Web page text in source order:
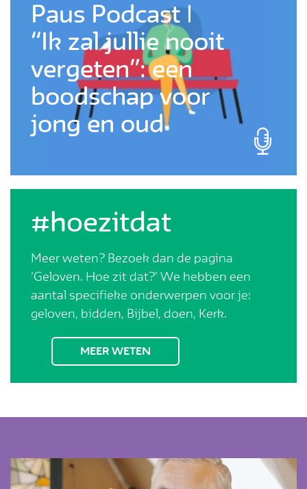
Paus Podcast |
“Ik zal jullie nooit
vergeten”: een
boodschap voor
jong en oud
#hoezitdat
Meer weten? Bezoek dan de pagina
‘Geloven. Hoe zit dat?’ We hebben een
aantal specifieke onderwerpen voor je:
geloven, bidden, Bijbel, doen, Kerk.
MEER WETEN